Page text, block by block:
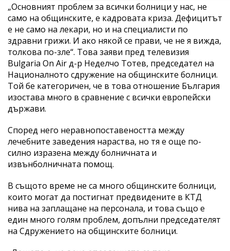
„Основният проблем за всички болници у нас, не
само на общинските, е кадровата криза. Дефицитът
е не само на лекари, но и на специалисти по
здравни грижи. И ако някой се прави, че не я вижда,
толкова по-зле“. Това заяви пред телевизия
Bulgaria On Air д-р Неделчо Тотев, председател на
Националното сдружение на общинските болници.
Той бе категоричен, че в това отношение България
изостава много в сравнение с всички европейски
държави.
Според него неравнопоставеността между
лечебните заведения нараства, но тя е още по-
силно изразена между болничната и
извънболничната помощ.
В същото време не са много общинските болници,
които могат да постигнат предвидените в КТД
нива на заплащане на персонала, и това също е
един много голям проблем, допълни председателят
на Сдружението на общинските болници.